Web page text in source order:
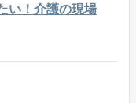
い！介護の現場